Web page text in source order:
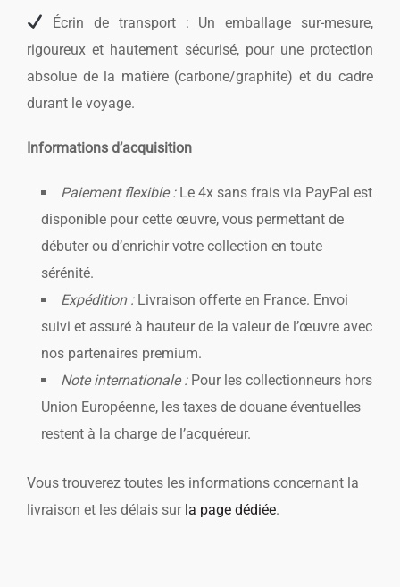
Écrin de transport : Un emballage sur-mesure,
rigoureux et hautement sécurisé, pour une protection
absolue de la matière (carbone/graphite) et du cadre
durant le voyage.
Informations d’acquisition
Paiement flexible :Le 4x sans frais via PayPal est
disponible pour cette œuvre, vous permettant de
débuter ou d’enrichir votre collection en toute
sérénité.
Expédition :Livraison offerte en France. Envoi
suivi et assuré à hauteur de la valeur de l’œuvre avec
nos partenaires premium.
Note internationale :Pour les collectionneurs hors
Union Européenne, les taxes de douane éventuelles
restent à la charge de l’acquéreur.
Vous trouverez toutes les informations concernant la
livraison et les délais sur la page dédiée.